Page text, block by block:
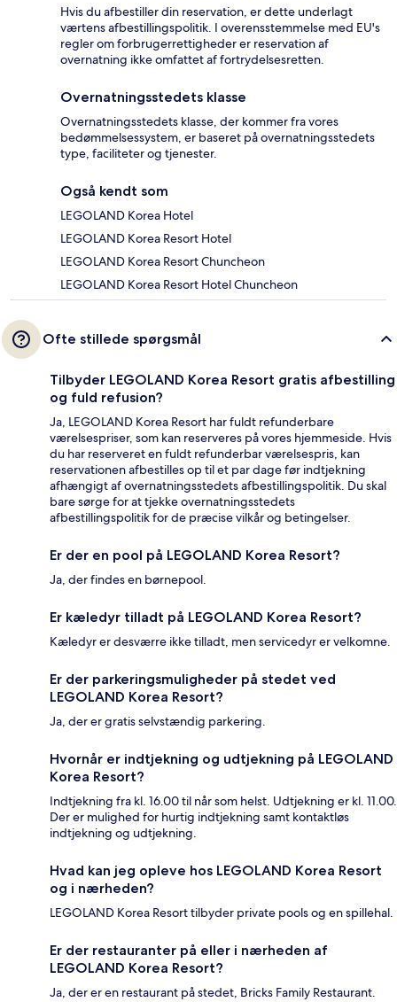
Hvis du afbestiller din reservation, er dette underlagt
værtens afbestillingspolitik. I overensstemmelse med EU's
regler om forbrugerrettigheder er reservation af
overnatning ikke omfattet af fortrydelsesretten.
Overnatningsstedets klasse
Overnatningsstedets klasse, der kommer fra vores
bedømmelsessystem, er baseret på overnatningsstedets
type, faciliteter og tjenester.
Også kendt som
LEGOLAND Korea Hotel
LEGOLAND Korea Resort Hotel
LEGOLAND Korea Resort Chuncheon
LEGOLAND Korea Resort Hotel Chuncheon
Ofte stillede spørgsmål
Tilbyder LEGOLAND Korea Resort gratis afbestilling
og fuld refusion?
Ja, LEGOLAND Korea Resort har fuldt refunderbare
værelsespriser, som kan reserveres på vores hjemmeside. Hvis
du har reserveret en fuldt refunderbar værelsespris, kan
reservationen afbestilles op til et par dage før indtjekning
afhængigt af overnatningsstedets afbestillingspolitik. Du skal
bare sørge for at tjekke overnatningsstedets
afbestillingspolitik for de præcise vilkår og betingelser.
Er der en pool på LEGOLAND Korea Resort?
Ja, der findes en børnepool.
Er kæledyr tilladt på LEGOLAND Korea Resort?
Kæledyr er desværre ikke tilladt, men servicedyr er velkomne.
Er der parkeringsmuligheder på stedet ved
LEGOLAND Korea Resort?
Ja, der er gratis selvstændig parkering.
Hvornår er indtjekning og udtjekning på LEGOLAND
Korea Resort?
Indtjekning fra kl. 16.00 til når som helst. Udtjekning er kl. 11.00.
Der er mulighed for hurtig indtjekning samt kontaktløs
indtjekning og udtjekning.
Hvad kan jeg opleve hos LEGOLAND Korea Resort
og i nærheden?
LEGOLAND Korea Resort tilbyder private pools og en spillehal.
Er der restauranter på eller i nærheden af
LEGOLAND Korea Resort?
Ja, der er en restaurant på stedet, Bricks Family Restaurant.